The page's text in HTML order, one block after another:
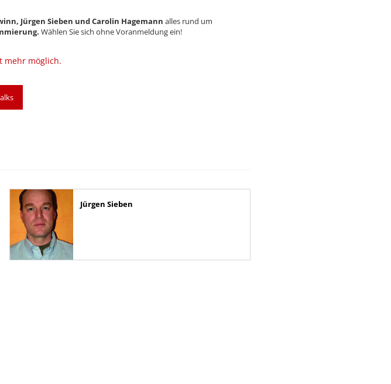
Jürgen Sieben und Carolin Hagemann alles rund um
Wählen Sie sich ohne Voranmeldung ein!
mehr möglich.
Jürgen Sieben